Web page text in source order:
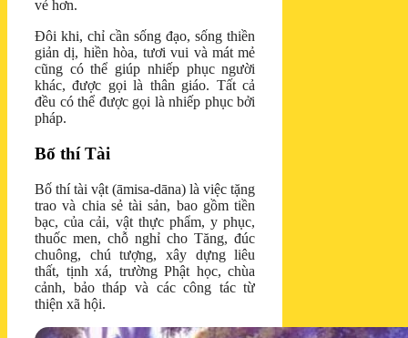
vẻ hơn.
Đôi khi, chỉ cần sống đạo, sống thiền
giản dị, hiền hòa, tươi vui và mát mẻ
cũng có thể giúp nhiếp phục người
khác, được gọi là thân giáo. Tất cả
đều có thể được gọi là nhiếp phục bởi
pháp.
Bố thí Tài
Bố thí tài vật (āmisa-dāna) là việc tặng
trao và chia sẻ tài sản, bao gồm tiền
bạc, của cải, vật thực phẩm, y phục,
thuốc men, chỗ nghỉ cho Tăng, đúc
chuông, chú tượng, xây dựng liêu
thất, tịnh xá, trường Phật học, chùa
cảnh, bảo tháp và các công tác từ
thiện xã hội.